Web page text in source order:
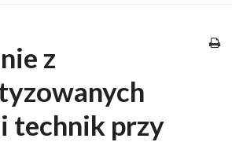
z
technik przy